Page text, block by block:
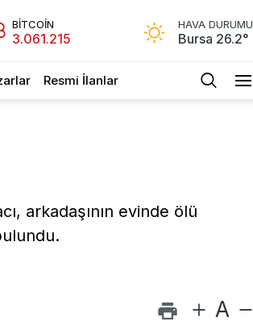
BİTCOİN
3.061.215
HAVA DURUMU
Bursa 26.2°
Resmi İlanlar
arkadaşının evinde ölü
A